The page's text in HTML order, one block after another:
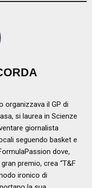
organizzava il GP di
si laurea in Scienze
giornalista
seguendo basket e
dove,
premio, crea “T&F
ironico di